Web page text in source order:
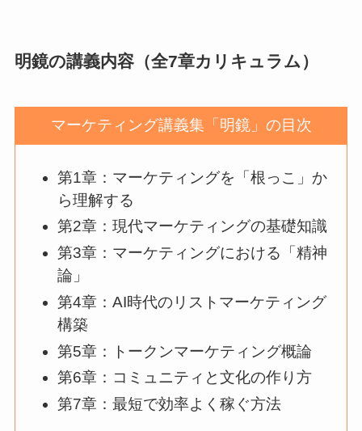
明鏡の講義内容（全7章カリキュラム）
マーケティング講義集「明鏡」の目次
第1章：マーケティングを「根っこ」か
ら理解する
第2章：現代マーケティングの基礎知識
第3章：マーケティングにおける「精神
論」
第4章：AI時代のリストマーケティング
構築
第5章：トークンマーケティング概論
第6章：コミュニティと文化の作り方
第7章：最短で効率よく稼ぐ方法